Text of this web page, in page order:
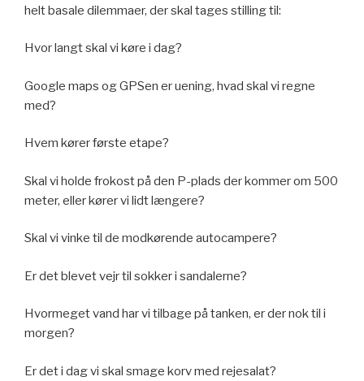
helt basale dilemmaer, der skal tages stilling til:
Hvor langt skal vi køre i dag?
Google maps og GPSen er uening, hvad skal vi regne
med?
Hvem kører første etape?
Skal vi holde frokost på den P-plads der kommer om 500
meter, eller kører vi lidt længere?
Skal vi vinke til de modkørende autocampere?
Er det blevet vejr til sokker i sandalerne?
Hvormeget vand har vi tilbage på tanken, er der nok til i
morgen?
Er det i dag vi skal smage korv med rejesalat?